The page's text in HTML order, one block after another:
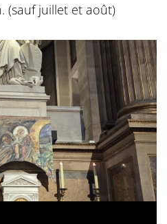
(sauf juillet et août)